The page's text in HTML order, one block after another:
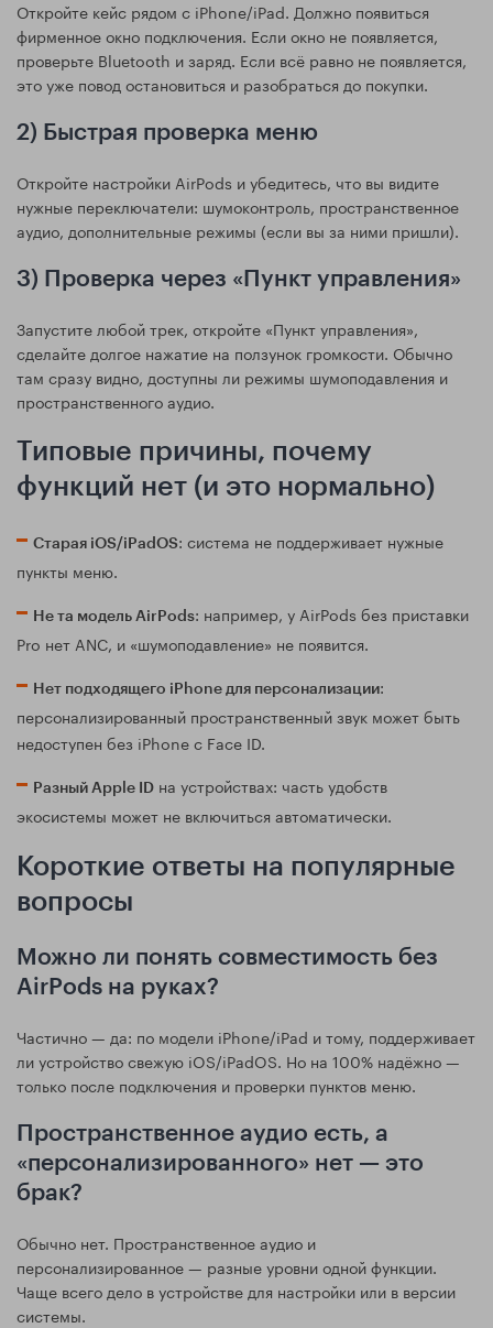
Откройте кейс рядом с iPhone/iPad. Должно появиться
фирменное окно подключения. Если окно не появляется,
проверьте Bluetooth и заряд. Если всё равно не появляется,
это уже повод остановиться и разобраться до покупки.
2) Быстрая проверка меню
Откройте настройки AirPods и убедитесь, что вы видите
нужные переключатели: шумоконтроль, пространственное
аудио, дополнительные режимы (если вы за ними пришли).
3) Проверка через «Пункт управления»
Запустите любой трек, откройте «Пункт управления»,
сделайте долгое нажатие на ползунок громкости. Обычно
там сразу видно, доступны ли режимы шумоподавления и
пространственного аудио.
Типовые причины, почему
функций нет (и это нормально)
Старая iOS/iPadOS: система не поддерживает нужные
пункты меню.
Не та модель AirPods: например, у AirPods без приставки
Pro нет ANC, и «шумоподавление» не появится.
Нет подходящего iPhone для персонализации:
персонализированный пространственный звук может быть
недоступен без iPhone с Face ID.
Разный Apple ID на устройствах: часть удобств
экосистемы может не включиться автоматически.
Короткие ответы на популярные
вопросы
Можно ли понять совместимость без
AirPods на руках?
Частично — да: по модели iPhone/iPad и тому, поддерживает
ли устройство свежую iOS/iPadOS. Но на 100% надёжно —
только после подключения и проверки пунктов меню.
Пространственное аудио есть, а
«персонализированного» нет — это
брак?
Обычно нет. Пространственное аудио и
персонализированное — разные уровни одной функции.
Чаще всего дело в устройстве для настройки или в версии
системы.